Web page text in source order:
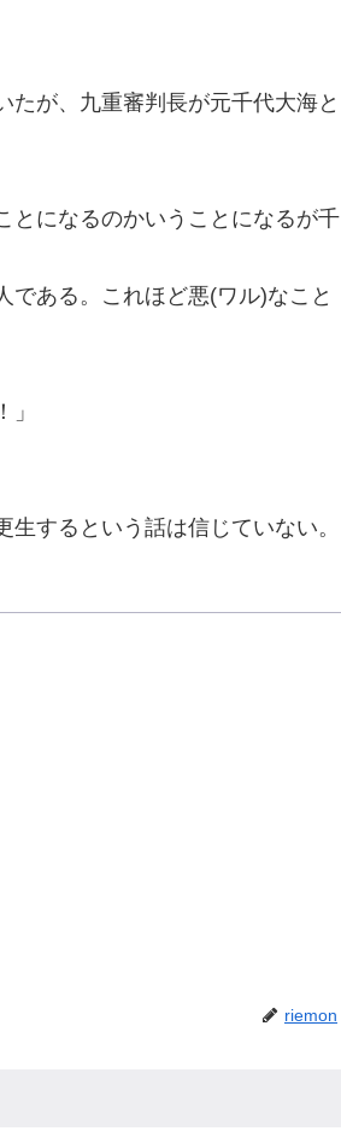
たが、 九重審判長が元千代大海と
とになるのかいうことになるが千
である。これほど悪(ワル)なこと
生するという話は信じていない。
riemon